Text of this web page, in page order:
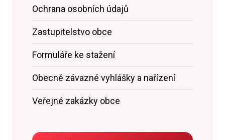
Ochrana osobních údajů
Zastupitelstvo obce
Formuláře ke stažení
Obecně závazné vyhlášky a nařízení
Veřejné zakázky obce